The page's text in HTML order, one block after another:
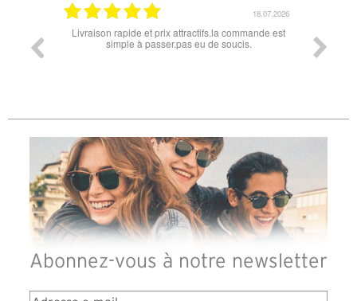
18.07.2026
Livraison rapide et prix attractifs.la commande est
simple à passer.pas eu de soucis.
Abonnez-vous à notre newsletter